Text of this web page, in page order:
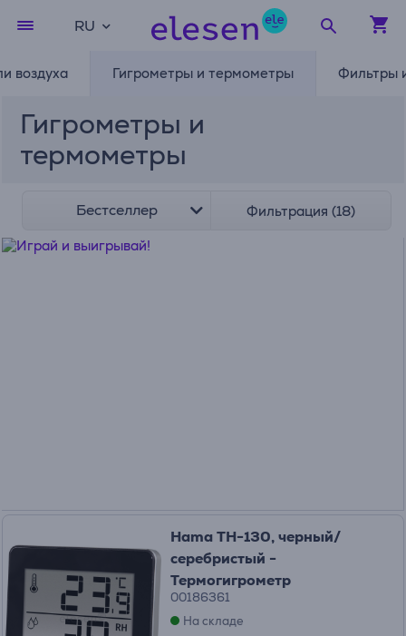
RU
воздуха Гигрометры и термометры Фильтры
Гигрометры и
термометры
Бестселлер Фильтрация (18)
Hama TH-130, черный/
серебристый -
Термогигрометр
00186361
На складе